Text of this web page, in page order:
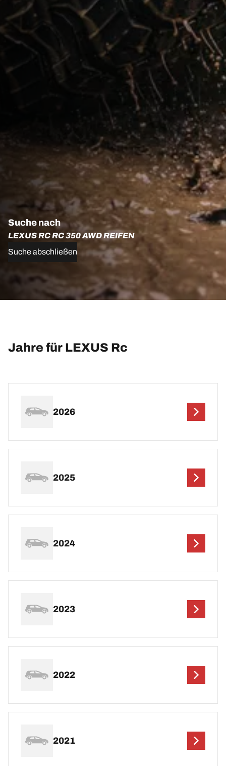
Suche nach
LEXUS RC RC 350 AWD REIFEN
Suche abschließen
Jahre für LEXUS Rc
2026
2025
2024
2023
2022
2021